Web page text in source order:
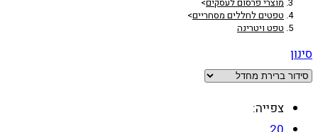
טפטים לחללים מסחריים>
טפט ויטרינה
סינון
צפייה: